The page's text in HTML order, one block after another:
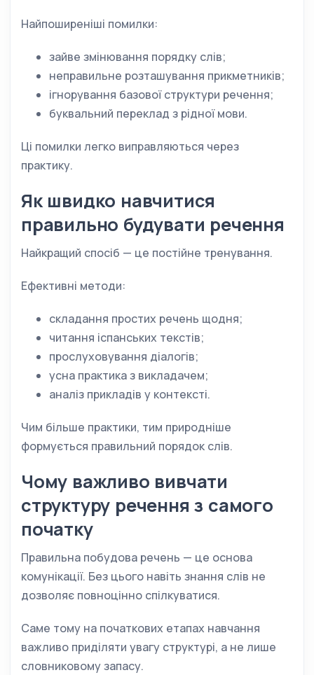
Найпоширеніші помилки:
зайве змінювання порядку слів;
неправильне розташування прикметників;
ігнорування базової структури речення;
буквальний переклад з рідної мови.
Ці помилки легко виправляються через
практику.
Як швидко навчитися
правильно будувати речення
Найкращий спосіб — це постійне тренування.
Ефективні методи:
складання простих речень щодня;
читання іспанських текстів;
прослуховування діалогів;
усна практика з викладачем;
аналіз прикладів у контексті.
Чим більше практики, тим природніше
формується правильний порядок слів.
Чому важливо вивчати
структуру речення з самого
початку
Правильна побудова речень — це основа
комунікації. Без цього навіть знання слів не
дозволяє повноцінно спілкуватися.
Саме тому на початкових етапах навчання
важливо приділяти увагу структурі, а не лише
словниковому запасу.